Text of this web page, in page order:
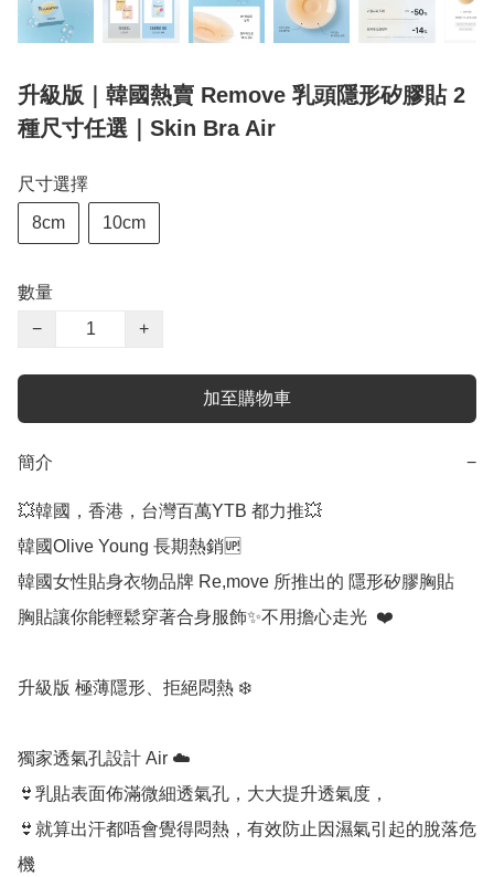
升級版｜韓國熱賣 Remove 乳頭隱形矽膠貼 2
種尺寸任選｜Skin Bra Air
尺寸選擇
8cm 10cm
數量
−
+
加至購物車
簡介 −
💥韓國，香港，台灣百萬YTB 都力推💥
韓國Olive Young 長期熱銷🆙
韓國女性貼身衣物品牌 Re,move 所推出的 隱形矽膠胸貼
胸貼讓你能輕鬆穿著合身服飾✨不用擔心走光  ❤️
升級版 極薄隱形、拒絕悶熱 ❄️
獨家透氣孔設計 Air ☁️
👙乳貼表面佈滿微細透氣孔，大大提升透氣度，
👙就算出汗都唔會覺得悶熱，有效防止因濕氣引起的脫落危
機